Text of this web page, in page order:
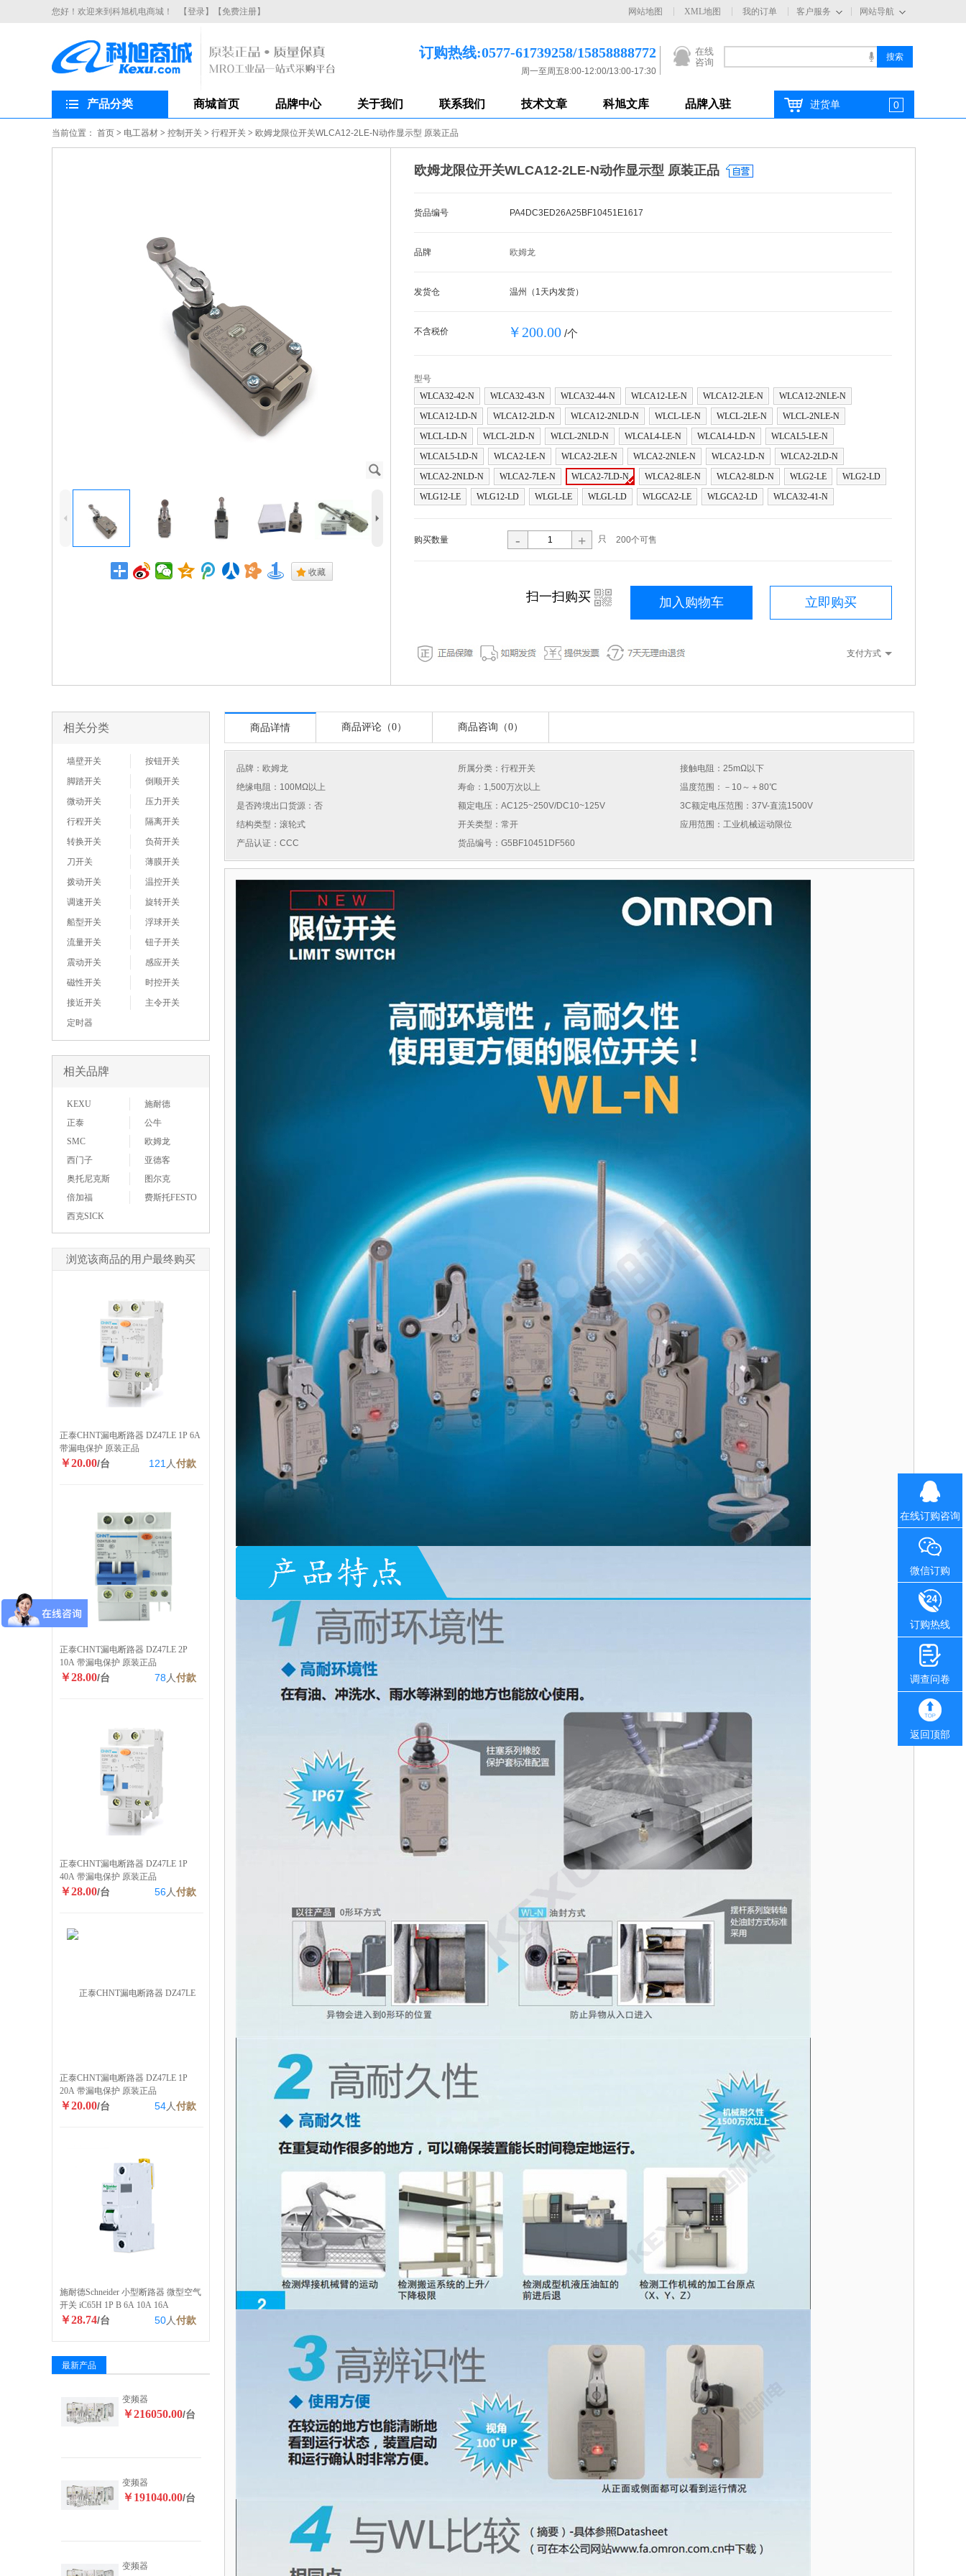
您好！欢迎来到科旭机电商城！ 【登录】 【免费注册】 网站导航
客户服务
网站地图 XML地图 我的订单
在线
咨询
订购热线:0577-61739258/15858888772
周一至周五8:00-12:00/13:00-17:30
产品分类 商城首页 品牌中心 关于我们 联系我们 技术文章 科旭文库 品牌入驻 进货单 0
当前位置： 首页 > 电工器材 > 控制开关 > 行程开关 > 欧姆龙限位开关WLCA12-2LE-N动作显示型 原装正品
J
4 5
. 收藏
欧姆龙限位开关WLCA12-2LE-N动作显示型 原装正品
货品编号 PA4DC3ED26A25BF10451E1617
品牌 欧姆龙
发货仓 温州（1天内发货）
不含税价 ￥200.00 /个
型号
WLCA32-42-N
WLCA32-43-N WLCA32-44-N WLCA12-LE-N WLCA12-2LE-N
WLCA12-2NLE-N
WLCA12-LD-N
WLCA12-2LD-N WLCA12-2NLD-N WLCL-LE-N WLCL-2LE-N
WLCL-2NLE-N
WLCL-LD-N
WLCL-2LD-N WLCL-2NLD-N WLCAL4-LE-N WLCAL4-LD-N
WLCAL5-LE-N
WLCAL5-LD-N
WLCA2-LE-N WLCA2-2LE-N WLCA2-2NLE-N WLCA2-LD-N
WLCA2-2LD-N
WLCA2-2NLD-N
WLCA2-7LE-N WLCA2-7LD-N WLCA2-8LE-N WLCA2-8LD-N WLG2-LE
WLG2-LD
WLG12-LE
WLG12-LD WLGL-LE WLGL-LD WLGCA2-LE WLGCA2-LD WLCA32-41-N
购买数量 - + 只 200个可售
立即购买
加入购物车
扫一扫购买 i
支付方式
相关分类
墙壁开关
按钮开关
脚踏开关
倒顺开关
微动开关
压力开关
行程开关
隔离开关
转换开关
负荷开关
刀开关
薄膜开关
拨动开关
温控开关
调速开关
旋转开关
船型开关
浮球开关
流量开关
钮子开关
震动开关
感应开关
磁性开关
时控开关
接近开关
主令开关
定时器
相关品牌
KEXU
施耐德
正泰
公牛
SMC
欧姆龙
西门子
亚德客
奥托尼克斯
图尔克
倍加福
费斯托FESTO
西克SICK
浏览该商品的用户最终购买
正泰CHNT漏电断路器 DZ47LE 1P 6A
带漏电保护 原装正品
￥20.00/台 121 人付款
正泰CHNT漏电断路器 DZ47LE 2P
10A 带漏电保护 原装正品
￥28.00/台 78 人付款
正泰CHNT漏电断路器 DZ47LE 1P
40A 带漏电保护 原装正品
￥28.00/台 56人付款
正泰CHNT漏电断路器 DZ47LE 1P
20A 带漏电保护 原装正品
￥20.00/台 54人付款
施耐德Schneider 小型断路器 微型空气
开关 iC65H 1P B 6A 10A 16A
￥28.74/台 50人付款
最新产品
变频器
￥216050.00/台
变频器
￥191040.00/台
变频器
商品详情 商品评论（0） 商品咨询（0）
品牌： 欧姆龙 所属分类：行程开关
接触电阻：25mΩ以下
绝缘电阻：100MΩ以上
寿命：1,500万次以上
温度范围：－10～＋80℃
是否跨境出口货源：否
额定电压：AC125~250V/DC10~125V
3C额定电压范围：37V-直流1500V
结构类型：滚轮式
开关类型：常开
应用范围：工业机械运动限位
产品认证：CCC
货品编号：G5BF10451DF560
在线订购咨询
微信订购
订购热线
调查问卷
返回顶部